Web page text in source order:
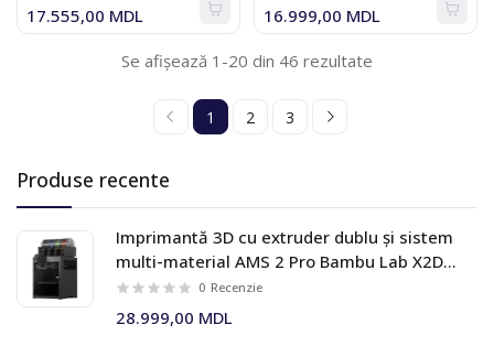
Produse recente
Imprimantă 3D cu extruder dublu și sistem
multi-material AMS 2 Pro Bambu Lab X2D
Combo
0 Recenzie
28.999,00 MDL
17.555,00 MDL 16.999,00 MDL
Se afișează 1-20 din 46 rezultate
1 2 3